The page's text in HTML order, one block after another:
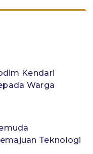
Kendari
Warga
Teknologi